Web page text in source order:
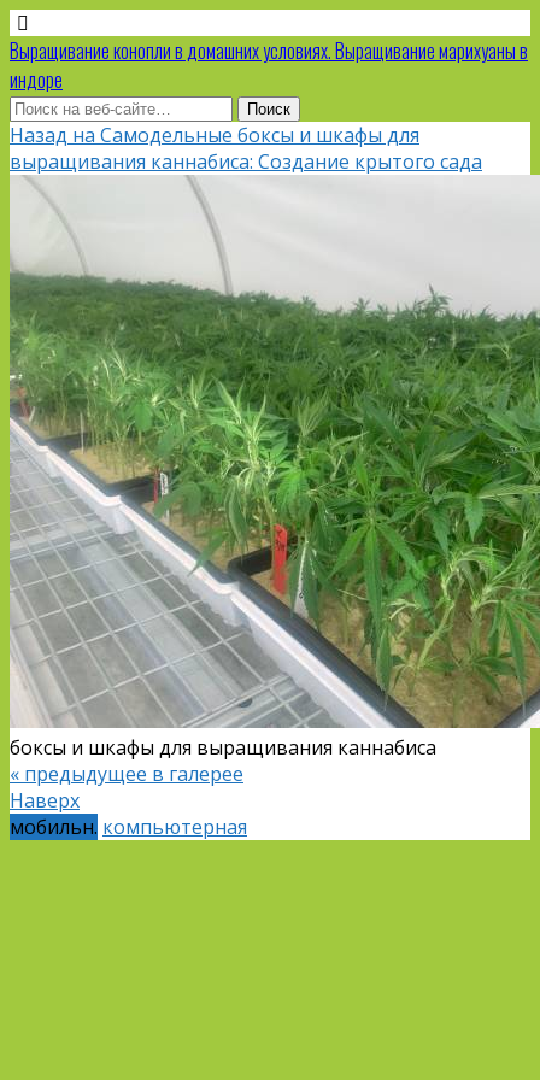
Выращивание конопли в домашних условиях. Выращивание марихуаны в
индоре
Назад на Самодельные боксы и шкафы для
выращивания каннабиса: Создание крытого сада
боксы и шкафы для выращивания каннабиса
« предыдущее в галерее
Наверх
мобильн. компьютерная